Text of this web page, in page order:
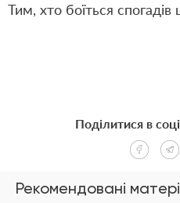
Тим, хто боїться
Рекомендовані
Поділитися в